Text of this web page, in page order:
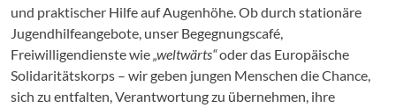
und praktischer Hilfe auf Augenhöhe. Ob durch stationäre
Jugendhilfeangebote, unser Begegnungscafé,
Freiwilligendienste wie„weltwärts“oder das Europäische
Solidaritätskorps – wir geben jungen Menschen die Chance,
sich zu entfalten, Verantwortung zu übernehmen, ihre